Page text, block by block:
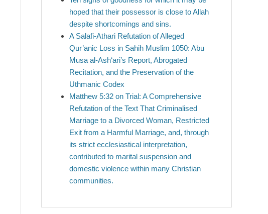
hoped that their possessor is close to Allah
despite shortcomings and sins.
A Salafi-Athari Refutation of Alleged
Qur’anic Loss in Sahih Muslim 1050: Abu
Musa al-Ash‘ari’s Report, Abrogated
Recitation, and the Preservation of the
Uthmanic Codex
Matthew 5:32 on Trial: A Comprehensive
Refutation of the Text That Criminalised
Marriage to a Divorced Woman, Restricted
Exit from a Harmful Marriage, and, through
its strict ecclesiastical interpretation,
contributed to marital suspension and
domestic violence within many Christian
communities.